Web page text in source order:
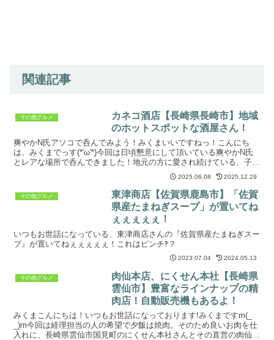
関連記事
その他グルメ
カネコ酒店【長崎県長崎市】地域
のホットスポットな酒屋さん！
爽やかN氏アソコで呑んでみよう！みくまいいですねっ！こんにち
は、みくまでっす(*'ω'*)今回は日頃懇意にして頂いている爽やかN氏
とレアな場所で呑んできました！地元の方に愛され続けている、子供
にも大人にも評判のホットスポットです(=ﾟωﾟ)...2025.06.08 2025.12.29
その他グルメ
東津商店【佐賀県鹿島市】「佐賀
県産たまねぎスープ」が置いてね
ぇぇぇぇぇ！
いつもお世話になっている、東津商店さんの『佐賀県産たまねぎスー
プ』が置いてねぇぇぇぇぇ！これはピンチ‽？
2023.07.04 2024.05.13
その他グルメ
肉仙本店、にくせん本社【長崎県
雲仙市】豊富なラインナップの精
肉店！自動販売機もあるよ！
みくまこんにちは！いつもお世話になっております!みくまですm(_
_)m今回は経理担当の人の希望で夕飯は焼肉。そのため良いお肉を仕
入れに、長崎県雲仙市国見町のにくせん本社さんとその直営の肉仙本